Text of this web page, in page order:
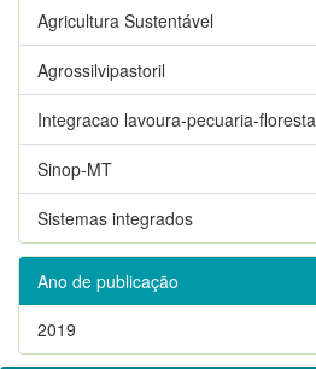
Agricultura Sustentável
Agrossilvipastoril
Integracao lavoura-pecuaria-floresta
Sinop-MT
Sistemas integrados
Ano de publicação
2019